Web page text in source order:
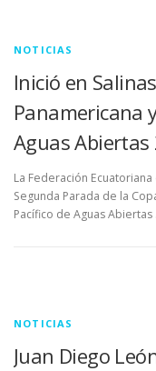
NOTICIAS
Inició en
Panamericana
Aguas Abiertas
La Federación
Segunda Parada de la
Pacífico de Aguas Abiertas
NOTICIAS
Juan Diego